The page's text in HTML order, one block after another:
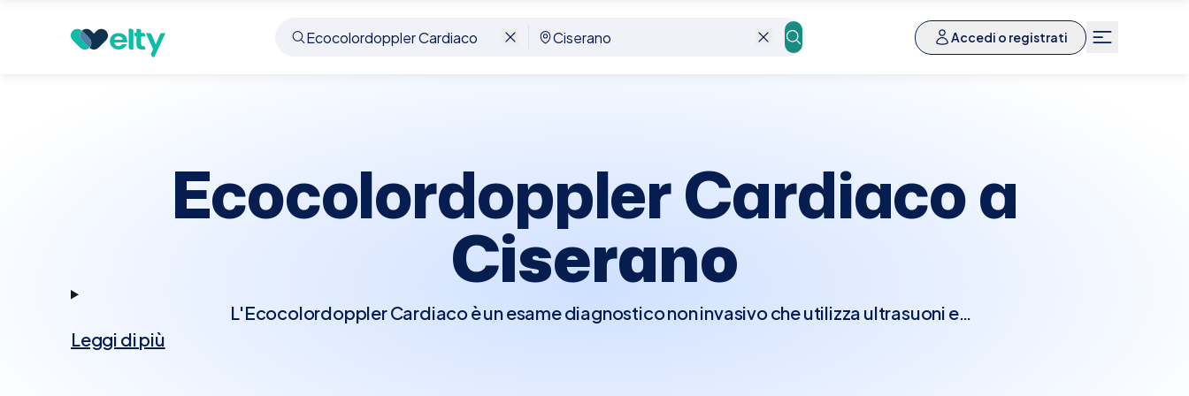
Accedi o registrati
Prenota visita Ecocolordoppler Cardiaco Ciserano
Ecocolordoppler Cardiaco a
Ciserano
L'Ecocolordoppler Cardiaco è un esame diagnostico non invasivo che utilizza ultrasuoni e
Leggi di più